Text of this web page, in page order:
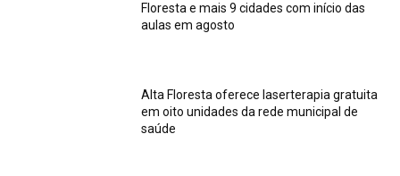
Floresta e mais 9 cidades com início das
aulas em agosto
Alta Floresta oferece laserterapia gratuita
em oito unidades da rede municipal de
saúde